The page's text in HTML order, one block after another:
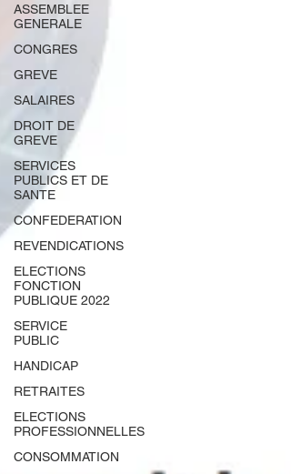
ASSEMBLEE
GENERALE
CONGRES
GREVE
SALAIRES
DROIT DE
GREVE
SERVICES
PUBLICS ET DE
SANTE
CONFEDERATION
REVENDICATIONS
ELECTIONS
FONCTION
PUBLIQUE 2022
SERVICE
PUBLIC
HANDICAP
RETRAITES
ELECTIONS
PROFESSIONNELLES
CONSOMMATION